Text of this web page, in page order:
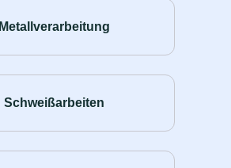
Metallverarbeitung
Schweißarbeiten